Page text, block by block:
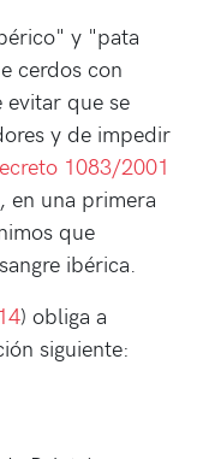
y "pata
cerdos con
que se
y de impedir
1083/2001
en una primera
que
ibérica.
) obliga a
siguiente: